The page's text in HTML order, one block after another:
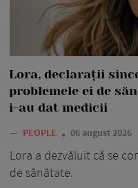
Lora, declarații
problemele ei de
i-au dat medicii
— PEOPLE 06 august 2026
Lora a dezvăluit că se
de sănătate.